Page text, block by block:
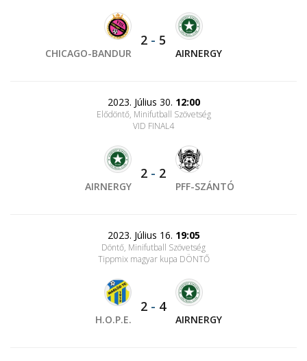
CHICAGO-BANDUR
2 - 5
AIRNERGY
2023. Július 30. 12:00
Elődöntő, Minifutball Szövetség
VID FINAL4
AIRNERGY
2 - 2
PFF-SZÁNTÓ
2023. Július 16. 19:05
Döntő, Minifutball Szövetség
Tippmix magyar kupa DÖNTŐ
H.O.P.E.
2 - 4
AIRNERGY